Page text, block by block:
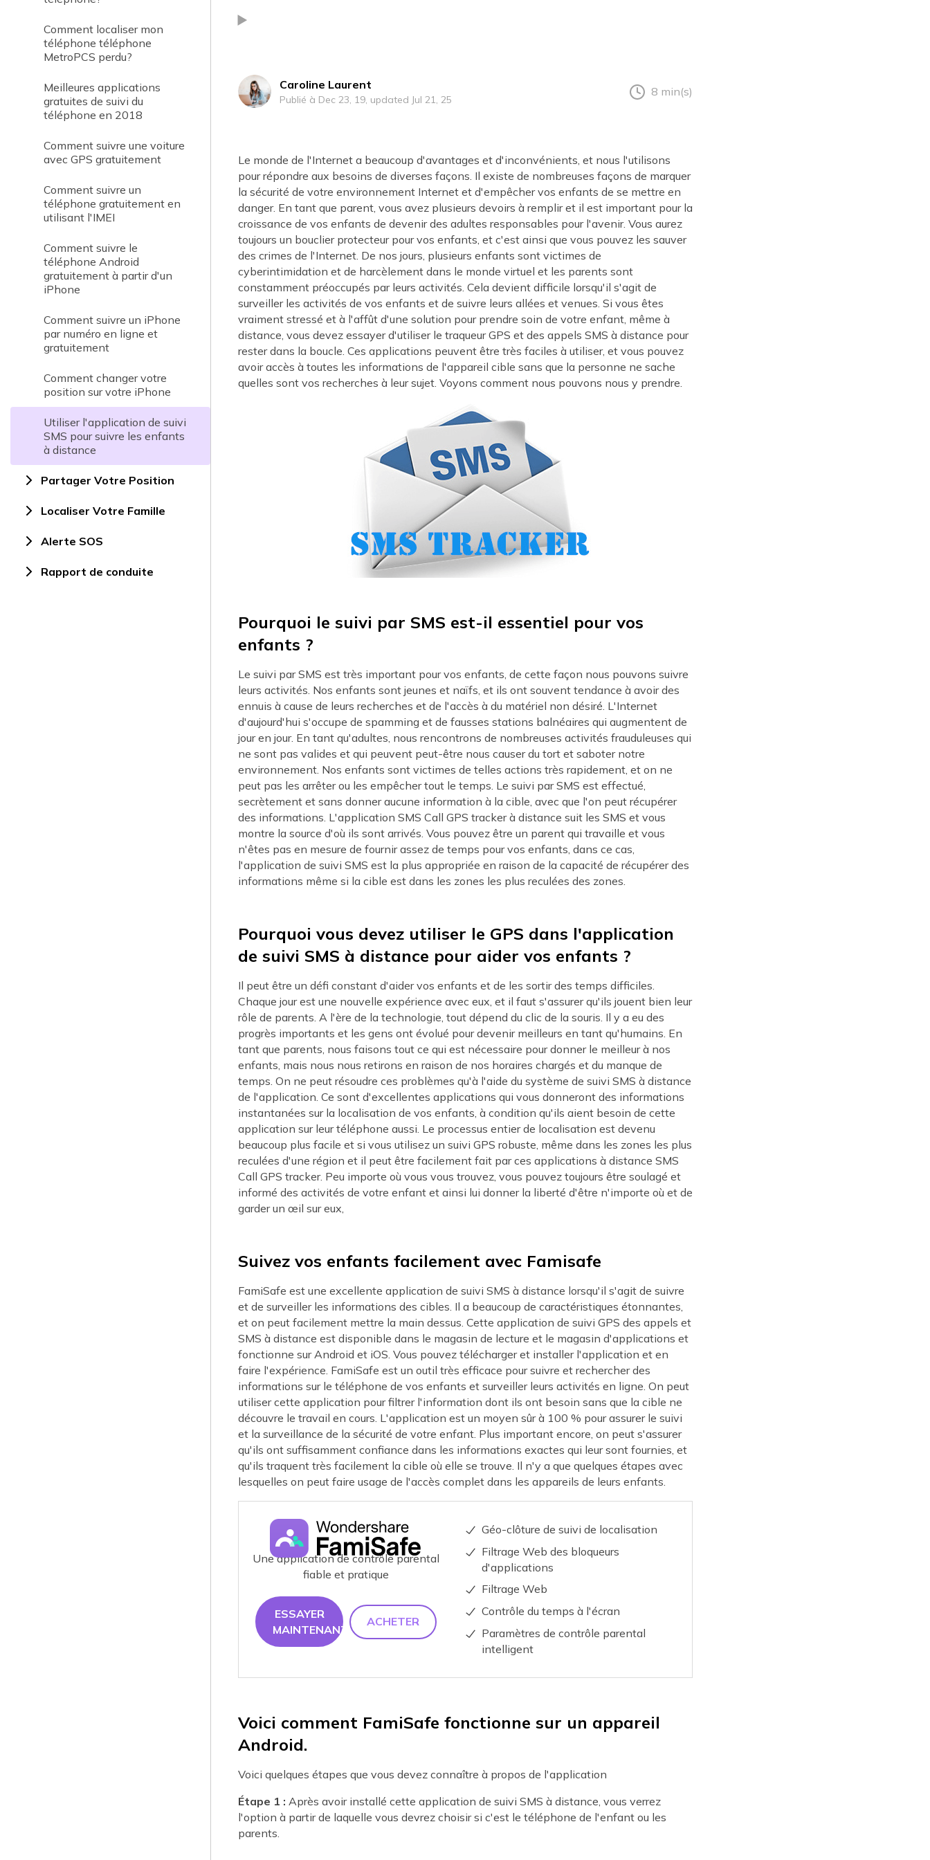
Comment localiser mon
téléphone téléphone
MetroPCS perdu?
Meilleures applications
gratuites de suivi du
téléphone en 2018
Comment suivre une voiture
avec GPS gratuitement
Comment suivre un
téléphone gratuitement en
utilisant l'IMEI
Comment suivre le
téléphone Android
gratuitement à partir d'un
iPhone
Comment suivre un iPhone
par numéro en ligne et
gratuitement
Comment changer votre
position sur votre iPhone
Utiliser l'application de suivi
SMS pour suivre les enfants
à distance
Partager Votre Position
Localiser Votre Famille
Alerte SOS
Rapport de conduite
Caroline Laurent
Publié à Dec 23, 19, updated Jul 21, 25
8 min(s)
Le monde de l'Internet a beaucoup d'avantages et d'inconvénients, et nous l'utilisons
pour répondre aux besoins de diverses façons. Il existe de nombreuses façons de marquer
la sécurité de votre environnement Internet et d'empêcher vos enfants de se mettre en
danger. En tant que parent, vous avez plusieurs devoirs à remplir et il est important pour la
croissance de vos enfants de devenir des adultes responsables pour l'avenir. Vous aurez
toujours un bouclier protecteur pour vos enfants, et c'est ainsi que vous pouvez les sauver
des crimes de l'Internet. De nos jours, plusieurs enfants sont victimes de
cyberintimidation et de harcèlement dans le monde virtuel et les parents sont
constamment préoccupés par leurs activités. Cela devient difficile lorsqu'il s'agit de
surveiller les activités de vos enfants et de suivre leurs allées et venues. Si vous êtes
vraiment stressé et à l'affût d'une solution pour prendre soin de votre enfant, même à
distance, vous devez essayer d'utiliser le traqueur GPS et des appels SMS à distance pour
rester dans la boucle. Ces applications peuvent être très faciles à utiliser, et vous pouvez
avoir accès à toutes les informations de l'appareil cible sans que la personne ne sache
quelles sont vos recherches à leur sujet. Voyons comment nous pouvons nous y prendre.
Pourquoi le suivi par SMS est-il essentiel pour vos
enfants ?
Le suivi par SMS est très important pour vos enfants, de cette façon nous pouvons suivre
leurs activités. Nos enfants sont jeunes et naïfs, et ils ont souvent tendance à avoir des
ennuis à cause de leurs recherches et de l'accès à du matériel non désiré. L'Internet
d'aujourd'hui s'occupe de spamming et de fausses stations balnéaires qui augmentent de
jour en jour. En tant qu'adultes, nous rencontrons de nombreuses activités frauduleuses qui
ne sont pas valides et qui peuvent peut-être nous causer du tort et saboter notre
environnement. Nos enfants sont victimes de telles actions très rapidement, et on ne
peut pas les arrêter ou les empêcher tout le temps. Le suivi par SMS est effectué,
secrètement et sans donner aucune information à la cible, avec que l'on peut récupérer
des informations. L'application SMS Call GPS tracker à distance suit les SMS et vous
montre la source d'où ils sont arrivés. Vous pouvez être un parent qui travaille et vous
n'êtes pas en mesure de fournir assez de temps pour vos enfants, dans ce cas,
l'application de suivi SMS est la plus appropriée en raison de la capacité de récupérer des
informations même si la cible est dans les zones les plus reculées des zones.
Pourquoi vous devez utiliser le GPS dans l'application
de suivi SMS à distance pour aider vos enfants ?
Il peut être un défi constant d'aider vos enfants et de les sortir des temps difficiles.
Chaque jour est une nouvelle expérience avec eux, et il faut s'assurer qu'ils jouent bien leur
rôle de parents. A l'ère de la technologie, tout dépend du clic de la souris. Il y a eu des
progrès importants et les gens ont évolué pour devenir meilleurs en tant qu'humains. En
tant que parents, nous faisons tout ce qui est nécessaire pour donner le meilleur à nos
enfants, mais nous nous retirons en raison de nos horaires chargés et du manque de
temps. On ne peut résoudre ces problèmes qu'à l'aide du système de suivi SMS à distance
de l'application. Ce sont d'excellentes applications qui vous donneront des informations
instantanées sur la localisation de vos enfants, à condition qu'ils aient besoin de cette
application sur leur téléphone aussi. Le processus entier de localisation est devenu
beaucoup plus facile et si vous utilisez un suivi GPS robuste, même dans les zones les plus
reculées d'une région et il peut être facilement fait par ces applications à distance SMS
Call GPS tracker. Peu importe où vous vous trouvez, vous pouvez toujours être soulagé et
informé des activités de votre enfant et ainsi lui donner la liberté d'être n'importe où et de
garder un œil sur eux,
Suivez vos enfants facilement avec Famisafe
FamiSafe est une excellente application de suivi SMS à distance lorsqu'il s'agit de suivre
et de surveiller les informations des cibles. Il a beaucoup de caractéristiques étonnantes,
et on peut facilement mettre la main dessus. Cette application de suivi GPS des appels et
SMS à distance est disponible dans le magasin de lecture et le magasin d'applications et
fonctionne sur Android et iOS. Vous pouvez télécharger et installer l'application et en
faire l'expérience. FamiSafe est un outil très efficace pour suivre et rechercher des
informations sur le téléphone de vos enfants et surveiller leurs activités en ligne. On peut
utiliser cette application pour filtrer l'information dont ils ont besoin sans que la cible ne
découvre le travail en cours. L'application est un moyen sûr à 100 % pour assurer le suivi
et la surveillance de la sécurité de votre enfant. Plus important encore, on peut s'assurer
qu'ils ont suffisamment confiance dans les informations exactes qui leur sont fournies, et
qu'ils traquent très facilement la cible où elle se trouve. Il n'y a que quelques étapes avec
lesquelles on peut faire usage de l'accès complet dans les appareils de leurs enfants.
Une application de contrôle parental
fiable et pratique
ESSAYER
MAINTENANT
ACHETER
Géo-clôture de suivi de localisation
Filtrage Web des bloqueurs
d'applications
Filtrage Web
Contrôle du temps à l'écran
Paramètres de contrôle parental
intelligent
Voici comment FamiSafe fonctionne sur un appareil
Android.
Voici quelques étapes que vous devez connaître à propos de l'application
Étape 1 : Après avoir installé cette application de suivi SMS à distance, vous verrez
l'option à partir de laquelle vous devrez choisir si c'est le téléphone de l'enfant ou les
parents.